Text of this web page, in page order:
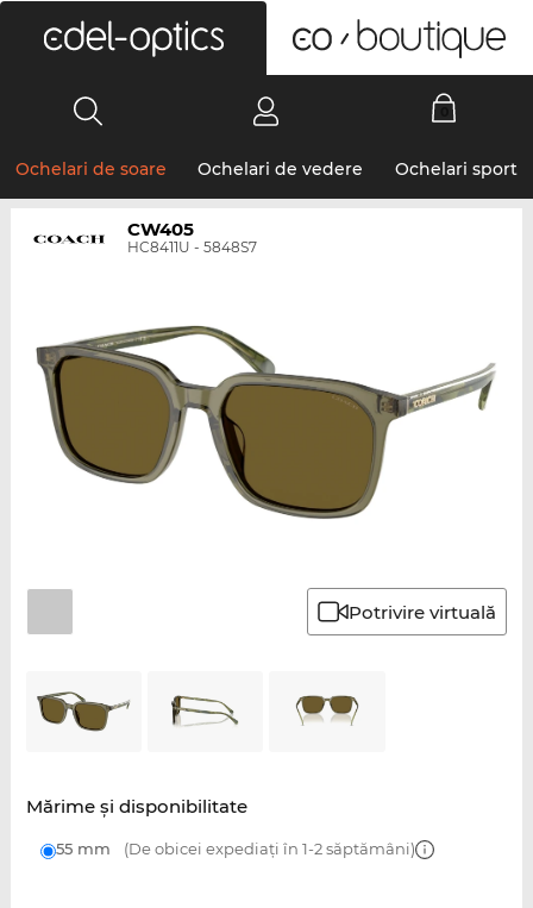
Ochelari de soare Ochelari de vedere Ochelari sport
CW405
HC8411U - 5848S7
Potrivire virtuală
Mărime şi disponibilitate
55 mm (De obicei expediați în 1-2 săptămâni)